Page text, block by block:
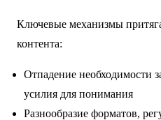
Ключевые механизмы
контента:
Отпадение необходимости
усилия для понимания
Разнообразие форматов,